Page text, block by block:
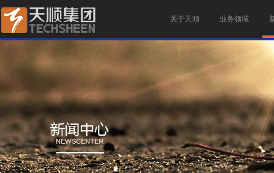
关于天顺 业务领域